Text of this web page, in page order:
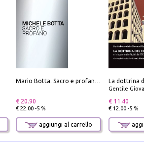
Mario Botta. Sacro e profano-Sacred and profane
€ 20.90
€ 22.00 -5 %
aggiungi al carrello
Gentile
€ 11.40
€ 12.00 -5 %